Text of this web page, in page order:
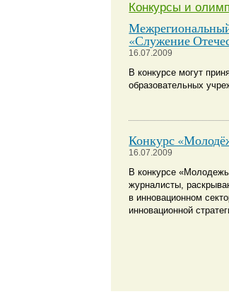
Конкурсы и
«Служение
16.07.2009
В конкурсе могут
образовательных
Конкурс
16.07.2009
В конкурсе
журналисты,
в инновационном
инновационной